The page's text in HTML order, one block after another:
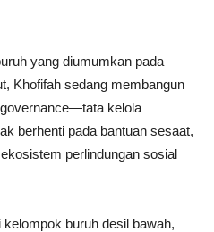
yang diumumkan pada
Khofifah sedang membangun
kelola
berhenti pada bantuan sesaat,
perlindungan sosial
buruh desil bawah,